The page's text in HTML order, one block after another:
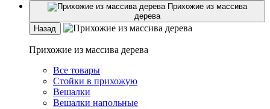
Прихожие из массива
дерева
Назад
Прихожие из массива дерева
Все товары
Стойки в прихожую
Вешалки
Вешалки напольные